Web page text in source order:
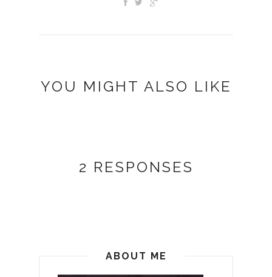
YOU MIGHT ALSO LIKE
2 RESPONSES
ABOUT ME